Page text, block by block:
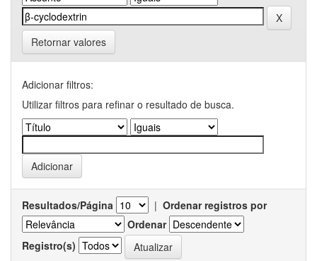
Retornar valores
Adicionar filtros:
Utilizar filtros para refinar o resultado de busca.
Resultados/Página | Ordenar registros por
Ordenar
Registro(s)